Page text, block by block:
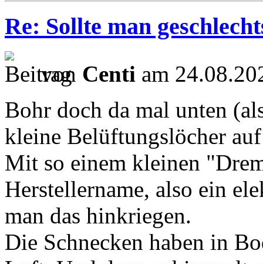
Re: Sollte man
von Centi am
Bohr doch da mal unten
kleine Belüftungslöcher
Mit so einem kleinen
Herstellername, also ein
man das hinkriegen.
Die Schnecken haben in